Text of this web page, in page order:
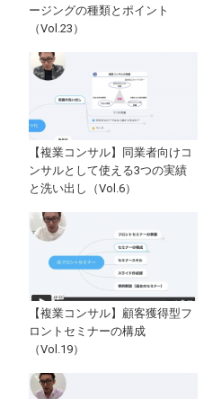
ージングの種類とポイント
（Vol.23）
【複業コンサル】同業者向けコ
ンサルとして使える3つの実績
と洗い出し（Vol.6）
【複業コンサル】顧客獲得型フ
ロントセミナーの構成
（Vol.19）